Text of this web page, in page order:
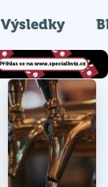
Výsledky